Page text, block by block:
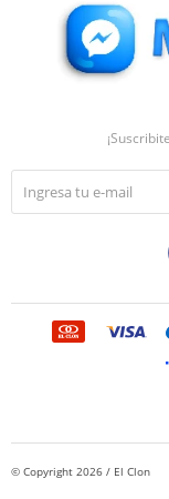
© Copyright 2026 / El Clon